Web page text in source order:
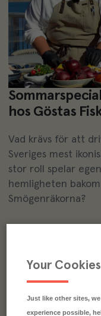
hos Göstas
Vad krävs för att
Sveriges mest
stor roll spelar
hemligheten
Smögenräkorna?
butiksansvariga
Your Cookies
Just like other sites,
experience possible,